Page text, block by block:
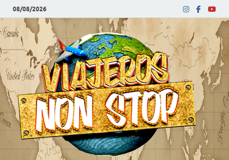
08/08/2026
Blog
de
viajes